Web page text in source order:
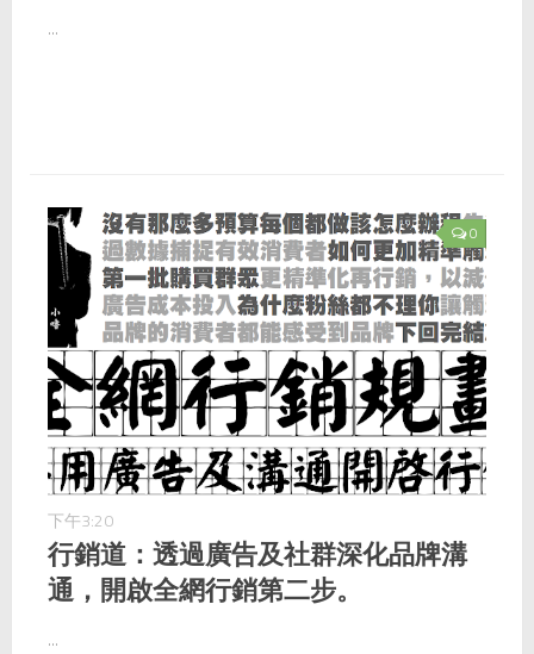
...
0
下午3:20
行銷道：透過廣告及社群深化品牌溝
通，開啟全網行銷第二步。
...